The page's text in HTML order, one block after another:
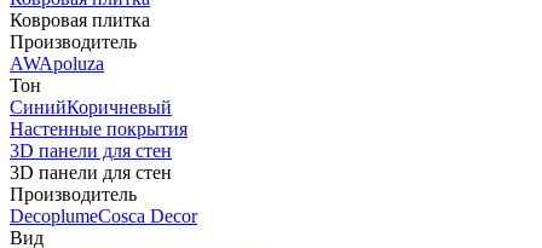
Ковровая плитка
Производитель
AWApoluza
Тон
СинийКоричневый
Настенные покрытия
3D панели для стен
3D панели для стен
Производитель
DecoplumeCosca Decor
Вид